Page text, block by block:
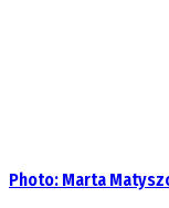
Photo: Marta